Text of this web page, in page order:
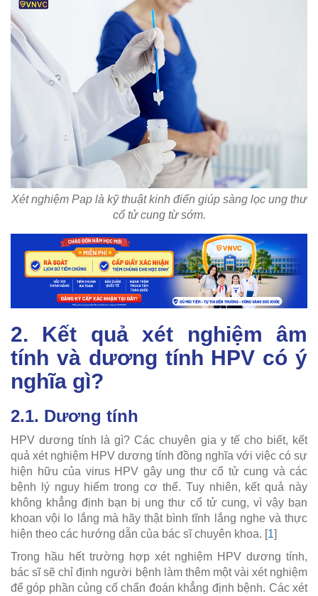
Xét nghiệm Pap là kỹ thuật kinh điển giúp sàng lọc ung thư
cổ tử cung từ sớm.
2. Kết quả xét nghiệm âm
tính và dương tính HPV có ý
nghĩa gì?
2.1. Dương tính
HPV dương tính là gì? Các chuyên gia y tế cho biết, kết
quả xét nghiệm HPV dương tính đồng nghĩa với việc có sự
hiện hữu của virus HPV gây ung thư cổ tử cung và các
bệnh lý nguy hiểm trong cơ thể. Tuy nhiên, kết quả này
không khẳng định bạn bị ung thư cổ tử cung, vì vậy bạn
khoan vội lo lắng mà hãy thật bình tĩnh lắng nghe và thực
hiện theo các hướng dẫn của bác sĩ chuyên khoa. [1]
Trong hầu hết trường hợp xét nghiệm HPV dương tính,
bác sĩ sẽ chỉ định người bệnh làm thêm một vài xét nghiệm
để góp phần củng cố chẩn đoán khẳng định bệnh. Các xét